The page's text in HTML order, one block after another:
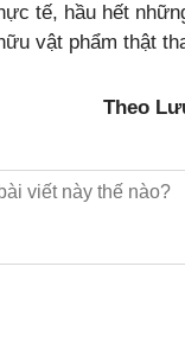
tế, hầu hết
vật phẩm thật
Theo